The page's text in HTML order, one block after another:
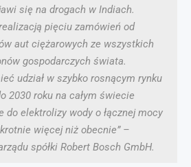
się na drogach w Indiach.
pięciu zamówień od
aut ciężarowych ze wszystkich
gospodarczych świata.
udział w szybko rosnącym rynku
2030 roku na całym świecie
do elektrolizy wody o łącznej mocy
więcej niż obecnie” –
spółki Robert Bosch GmbH.